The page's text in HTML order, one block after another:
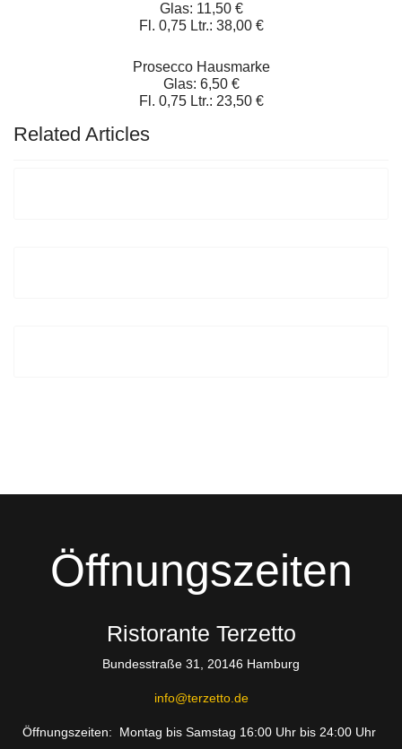
Glas: 11,50 €
Fl. 0,75 Ltr.: 38,00 €
Prosecco Hausmarke
Glas: 6,50 €
Fl. 0,75 Ltr.: 23,50 €
Related Articles
Öffnungszeiten
Ristorante Terzetto
Bundesstraße 31, 20146 Hamburg
info@terzetto.de
Öffnungszeiten: Montag bis Samstag 16:00 Uhr bis 24:00 Uhr